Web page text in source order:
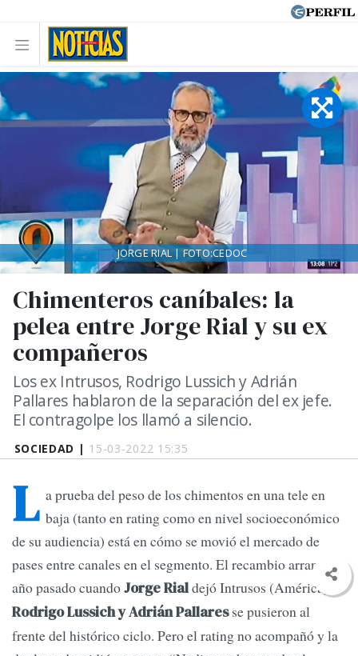
SOCIEDAD | 15-03-2022 15:35
Chimenteros caníbales: la
pelea entre Jorge Rial y su ex
compañeros
Los ex Intrusos, Rodrigo Lussich y Adrián
Pallares hablaron de la separación del ex jefe.
El contragolpe los llamó a silencio.
JORGE RIAL | FOTO:CEDOC
L a prueba del peso de los chimentos en una tele en
baja (tanto en rating como en nivel socioeconómico
de su audiencia) está en cómo se movió el mercado de
pases entre canales en el segmento. El recambio arrancó el
año pasado cuandoJorge Rialdejó Intrusos (América). Y
Rodrigo Lussich y Adrián Pallaresse pusieron al
frente del histórico ciclo. Pero el rating no acompañó y la